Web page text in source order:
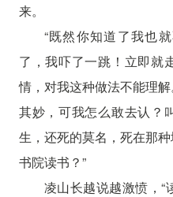
来。
“既然你知道了我也
了，我吓了一跳！立即就
情，对我这种做法不能理
其妙，可我怎么敢去认？
生，还死的莫名，死在那
书院读书？”
凌山长越说越激愤，“